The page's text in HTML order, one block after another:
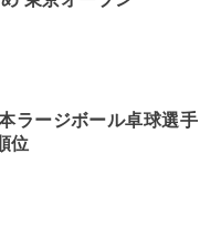
ラージボール卓球選手
位